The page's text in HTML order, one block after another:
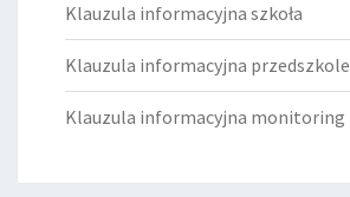
Klauzula informacyjna szkoła
Klauzula informacyjna przedszkole
Klauzula informacyjna monitoring